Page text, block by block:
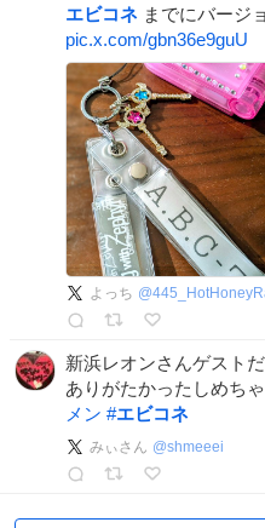
エビコネ までにバージ
pic.x.com/gbn36e9guU
よっち @
新浜レオンさんゲスト
ありがたかったしめち
メン #エビコネ
みぃさん @shmeeei